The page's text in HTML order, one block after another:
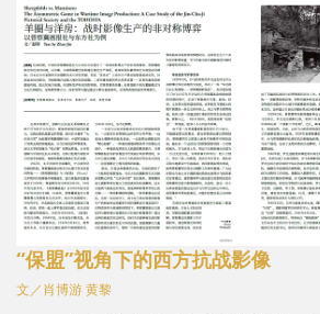
“保盟”视角下的西方抗战影像
文／肖博游 黄黎